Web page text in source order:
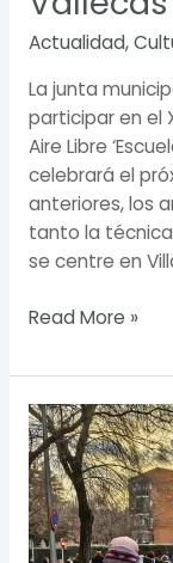
Actualidad,
La junta
participar en el
Aire Libre
celebrará el
anteriores, los
tanto la
se centre en
Read More »
Carnaval
en
Vallecas,
en
estado